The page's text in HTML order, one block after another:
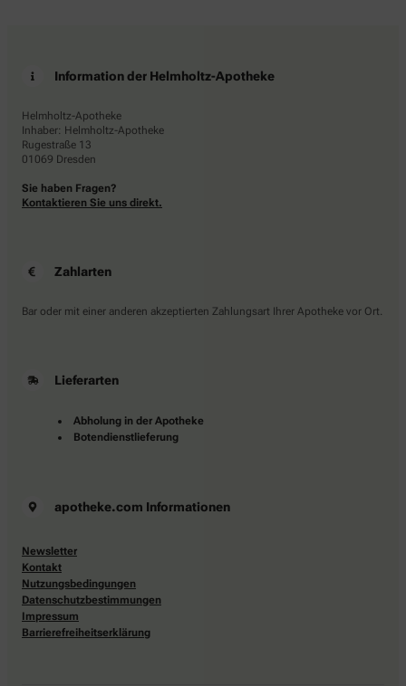
Information der Helmholtz-Apotheke
Helmholtz-Apotheke
Inhaber: Helmholtz-Apotheke
Rugestraße 13
01069 Dresden
Sie haben Fragen?
Kontaktieren Sie uns direkt.
Zahlarten
Bar oder mit einer anderen akzeptierten Zahlungsart Ihrer Apotheke vor Ort.
Lieferarten
Abholung in der Apotheke
Botendienstlieferung
apotheke.com Informationen
Newsletter
Kontakt
Nutzungsbedingungen
Datenschutzbestimmungen
Impressum
Barrierefreiheitserklärung